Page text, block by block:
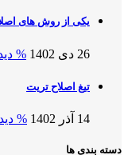
یکی از روش های
26 دی 1402 %
تیغ اصلاح تریت
14 آذر 1402 %
دسته بندی ها